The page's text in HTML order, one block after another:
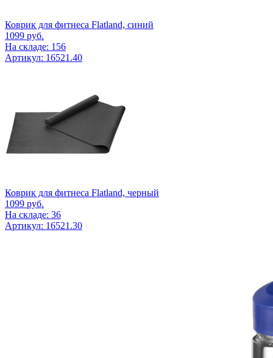
Коврик для фитнеса Flatland, синий
1099 руб.
На складе: 156
Артикул: 16521.40
Коврик для фитнеса Flatland, черный
1099 руб.
На складе: 36
Артикул: 16521.30